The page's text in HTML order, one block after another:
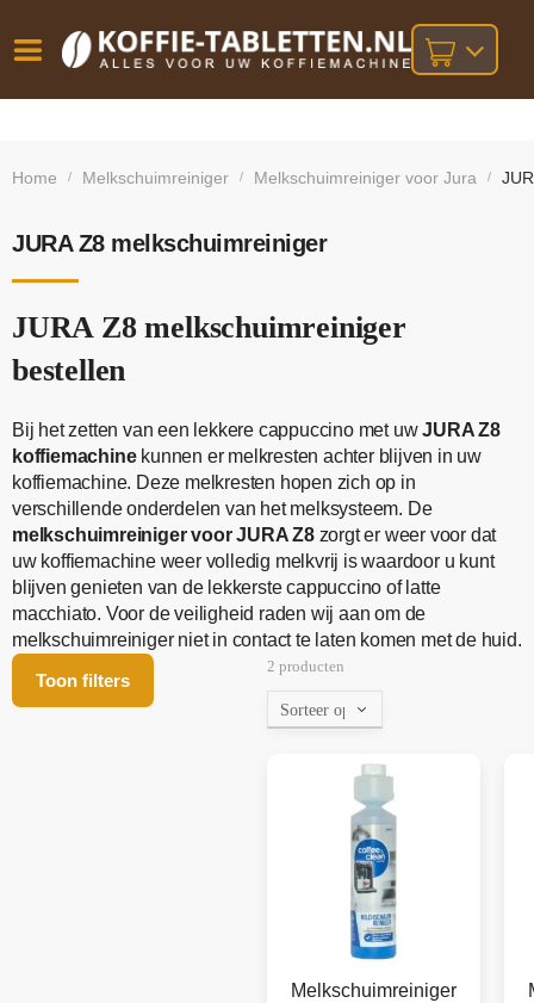
besteld,
bij orders
Home / Melkschuimreiniger / Melkschuimreiniger voor Jura /
JURA Z8 melkschuimreiniger
JURA Z8 melkschuimreiniger
bestellen
Bij het zetten van een lekkere cappuccino met uwJURA Z8
koffiemachinekunnen er melkresten achter blijven in uw
koffiemachine. Deze melkresten hopen zich op in
verschillende onderdelen van het melksysteem. De
melkschuimreiniger voor JURA Z8zorgt er weer voor dat
uw koffiemachine weer volledig melkvrij is waardoor u kunt
blijven genieten van de lekkerste cappuccino of latte
macchiato. Voor de veiligheid raden wij aan om de
melkschuimreiniger niet in contact te laten komen met de huid.
Toon filters
2 producten
Melkschuimreiniger